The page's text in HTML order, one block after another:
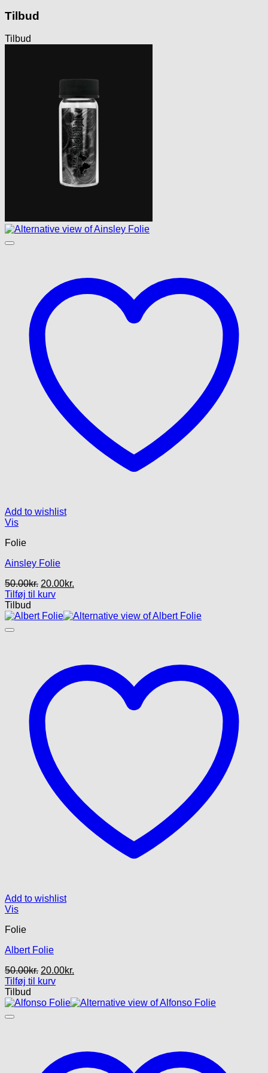
Tilbud
Tilbud
Add to wishlist
Vis
Folie
Ainsley Folie
50.00kr. Den
oprindelige
var:
20.00kr.
er:
Tilføj til kurv
Tilbud
Add to wishlist
Vis
Folie
Albert Folie
50.00kr. Den
oprindelige
var:
20.00kr.
er:
Tilføj til kurv
Tilbud